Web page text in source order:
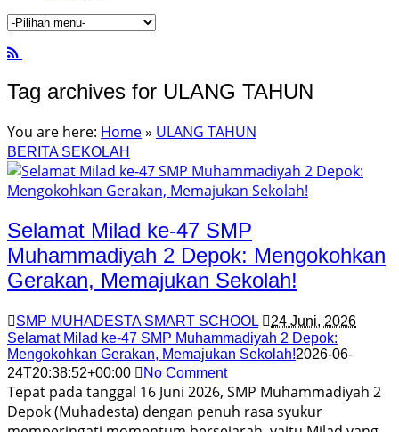
Tag archives for ULANG TAHUN
You are here: Home» ULANG TAHUN
BERITA SEKOLAH
Selamat Milad ke-47 SMP
Muhammadiyah 2 Depok: Mengokohkan
Gerakan, Memajukan Sekolah!
SMP MUHADESTA SMART SCHOOL
24 Juni, 2026
Selamat Milad ke-47 SMP Muhammadiyah 2 Depok:
Mengokohkan Gerakan, Memajukan Sekolah!2026-06-
24T20:38:52+00:00
No Comment
Tepat pada tanggal 16 Juni 2026, SMP Muhammadiyah 2
Depok (Muhadesta) dengan penuh rasa syukur